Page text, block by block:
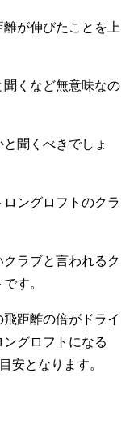
が伸びたことを上
くなど無意味なの
聞くべきでしょ
ングロフトのクラ
ラブと言われるク
す。
距離の倍がドライ
グロフトになる
安となります。